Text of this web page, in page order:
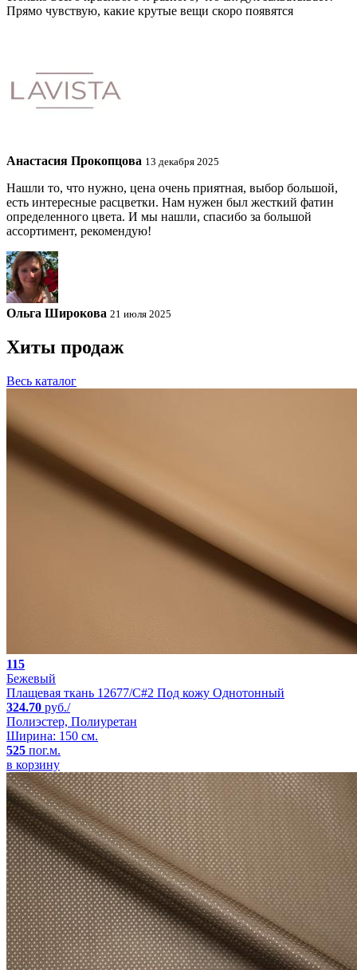
Прямо чувствую, какие крутые вещи скоро появятся
Анастасия Прокопцова 13 декабря 2025
Нашли то, что нужно, цена очень приятная, выбор большой,
есть интересные расцветки. Нам нужен был жесткий фатин
определенного цвета. И мы нашли, спасибо за большой
ассортимент, рекомендую!
Ольга Широкова 21 июля 2025
Хиты продаж
Весь каталог
115
Бежевый
Плащевая ткань 12677/C#2 Под кожу Однотонный
324.70 руб./
Полиэстер, Полиуретан
Ширина: 150 см.
525 пог.м.
в корзину